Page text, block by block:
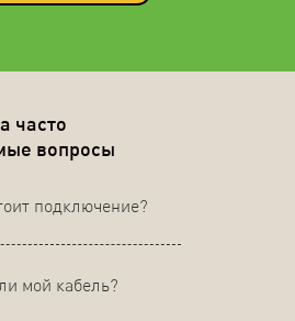
часто
вопросы
подключение?
мой кабель?